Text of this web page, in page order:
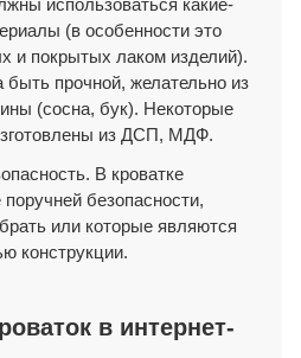
использоваться какие-
(в особенности это
и покрытых лаком изделий).
быть прочной, желательно из
(сосна, бук). Некоторые
из ДСП, МДФ.
В кроватке
безопасности,
или которые являются
конструкции.
в интернет-